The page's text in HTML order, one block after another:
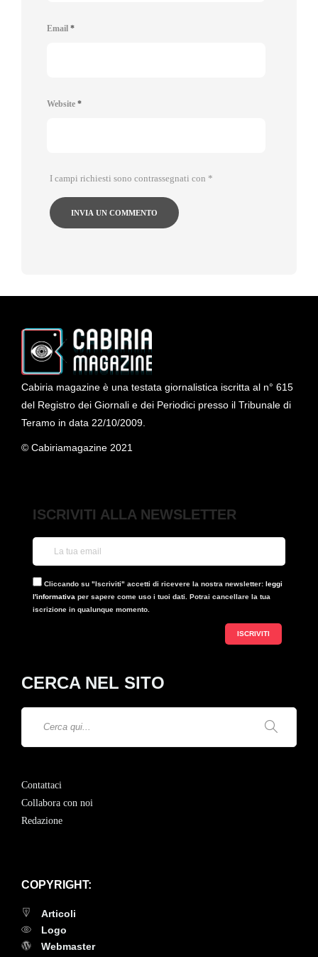
Email *
Website *
I campi richiesti sono contrassegnati con *
Cabiria magazine è una testata giornalistica iscritta al n° 615
del Registro dei Giornali e dei Periodici presso il Tribunale di
Teramo in data 22/10/2009.
© Cabiriamagazine 2021
ISCRIVITI ALLA NEWSLETTER
Cliccando su "Iscriviti" accetti di ricevere la nostra newsletter: leggi
l'informativa per sapere come uso i tuoi dati. Potrai cancellare la tua
iscrizione in qualunque momento.
CERCA NEL SITO
Contattaci
Collabora con noi
Redazione
COPYRIGHT:
Articoli
Logo
Webmaster